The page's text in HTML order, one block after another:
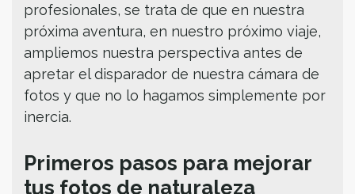
profesionales, se trata de que en nuestra
próxima aventura, en nuestro próximo viaje,
ampliemos nuestra perspectiva antes de
apretar el disparador de nuestra cámara de
fotos y que no lo hagamos simplemente por
inercia.
Primeros pasos para mejorar
tus fotos de naturaleza